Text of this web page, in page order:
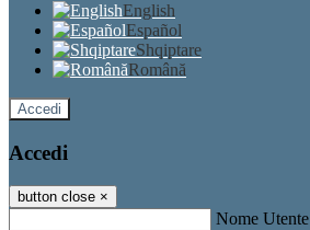
English
Español
Shqiptare
Română
Accedi
Accedi
button close ×
Nome Utente